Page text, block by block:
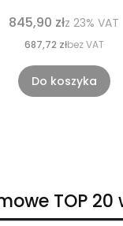
845,90 złz 23% VAT
687,72 złbez VAT
Do koszyka
TOP 20